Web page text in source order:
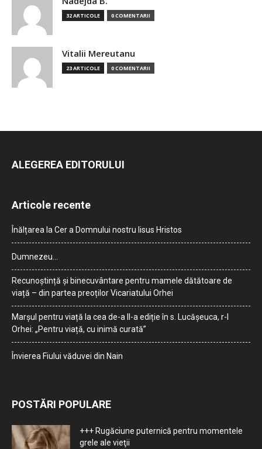
32 ARTICOLE 0 COMENTARII
Vitalii Mereutanu
23 ARTICOLE 0 COMENTARII
ALEGEREA EDITORULUI
Articole recente
Înălțarea la Cer a Domnului nostru Iisus Hristos
Dumnezeu…
Recunoștință și binecuvântare pentru mamele dătătoare de
viață – din partea preoților Vicariatului Orhei
Marșul pentru viață la cea de-a II-a ediție în s. Lucășeuca, r-l
Orhei: „Pentru viață, cu inimă curată”
Învierea Fiului văduvei din Nain
POSTĂRI POPULARE
+++ Rugăciune puternică pentru momentele
grele ale vieţii